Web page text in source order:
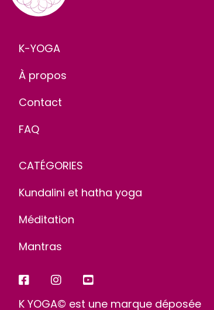
K-YOGA
À propos
Contact
FAQ
CATÉGORIES
Kundalini et hatha yoga
Méditation
Mantras
K YOGA© est une marque déposée